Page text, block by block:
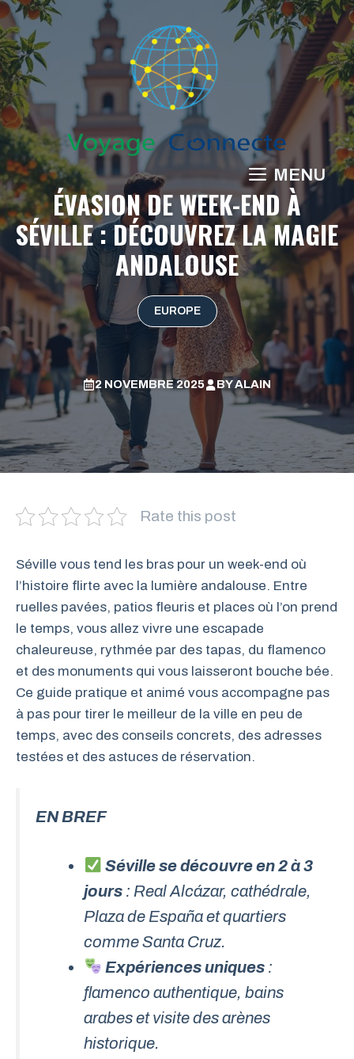
Aller
au
contenu
MENU
ÉVASION DE WEEK-END À
SÉVILLE : DÉCOUVREZ LA MAGIE
ANDALOUSE
EUROPE
2 NOVEMBRE 2025 BYALAIN
Rate this post
Séville vous tend les bras pour un week-end où
l’histoire flirte avec la lumière andalouse. Entre
ruelles pavées, patios fleuris et places où l’on prend
le temps, vous allez vivre une escapade
chaleureuse, rythmée par des tapas, du flamenco
et des monuments qui vous laisseront bouche bée.
Ce guide pratique et animé vous accompagne pas
à pas pour tirer le meilleur de la ville en peu de
temps, avec des conseils concrets, des adresses
testées et des astuces de réservation.
EN BREF
Séville se découvre en 2 à 3
jours : Real Alcázar, cathédrale,
Plaza de España et quartiers
comme Santa Cruz.
Expériences uniques :
flamenco authentique, bains
arabes et visite des arènes
historique.